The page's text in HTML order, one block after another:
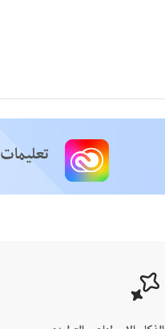
تعليمات Creative Cloud